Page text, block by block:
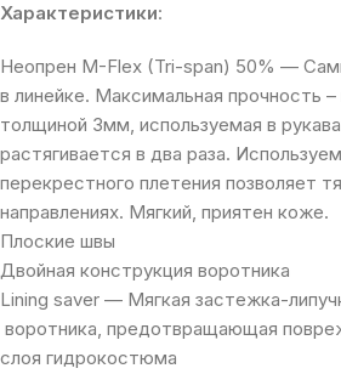
Характеристики:
Неопрен M-Flex (Tri-span) 50% —
в линейке. Максимальная прочность
толщиной 3мм, используемая в
растягивается в два раза.
перекрестного плетения позволяет
направлениях. Мягкий, приятен коже.
Плоские швы
Двойная конструкция воротника
Lining saver — Мягкая застежка-
воротника, предотвращающая
слоя гидрокостюма